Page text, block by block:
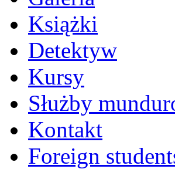
Książki
Detektyw
Kursy
Służby
Kontakt
Foreign